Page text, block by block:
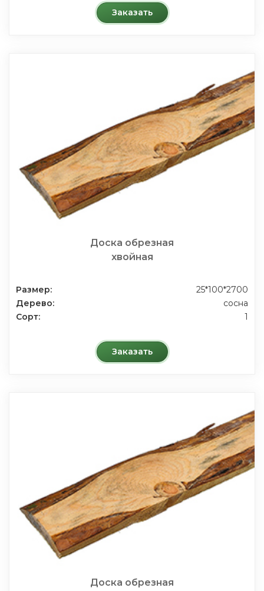
Заказать
Доска обрезная
хвойная
Размер:
25*100*2700
Дерево:
сосна
Сорт:
1
Заказать
Доска обрезная